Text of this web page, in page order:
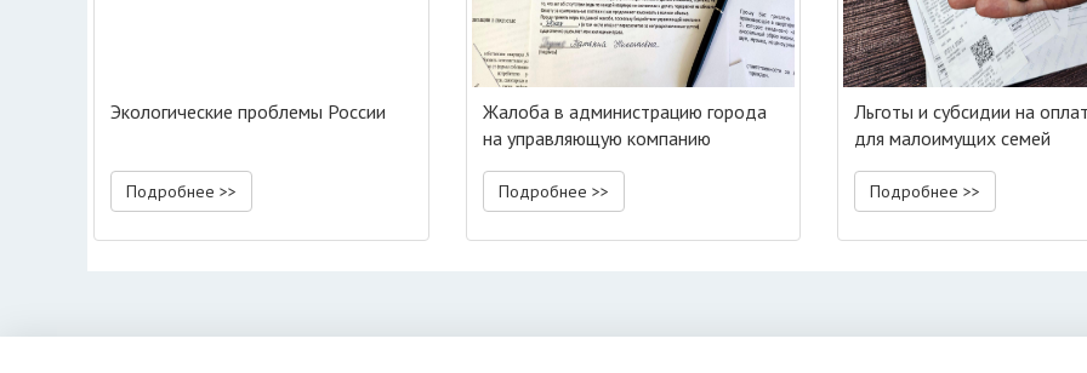
Экологические проблемы России
Подробнее >>
Жалоба в администрацию города
на управляющую компанию
Подробнее >>
Льготы и субсидии на
для малоимущих семей
Подробнее >>